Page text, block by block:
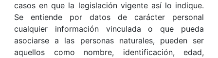
casos en que la legislación vigente así lo indique.
Se entiende por datos de carácter personal
cualquier información vinculada o que pueda
asociarse a las personas naturales, pueden ser
aquellos como nombre, identificación, edad,